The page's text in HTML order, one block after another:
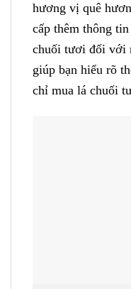
hương vị quê
cấp thêm thông
chuối tươi đối với
giúp bạn hiểu rõ
chỉ mua lá chuối